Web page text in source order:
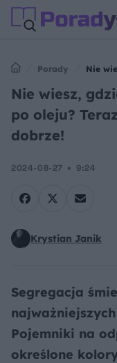
Porady
Nie
Teraz na pewno zrobisz
Nie wiesz,
po oleju?
dobrze!
2024-08-27 9:24
Krystian Janik
Segregacja
Pojemniki na
określone